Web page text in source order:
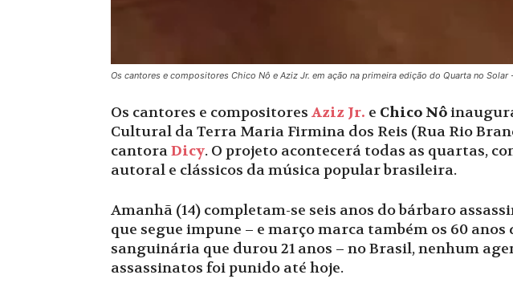
Os cantores e compositores Chico Nô e Aziz Jr. em ação na primeira edição do Quarta no
Os cantores e compositores Aziz Jr. e Chico Nô
Cultural da Terra Maria Firmina dos Reis (Rua Rio
cantoraDicy. O projeto acontecerá todas as quartas,
autoral e clássicos da música popular brasileira.
Amanhã (14) completam-se seis anos do bárbaro
que segue impune – e março marca também os 60
sanguinária que durou 21 anos – no Brasil, nenhum
assassinatos foi punido até hoje.